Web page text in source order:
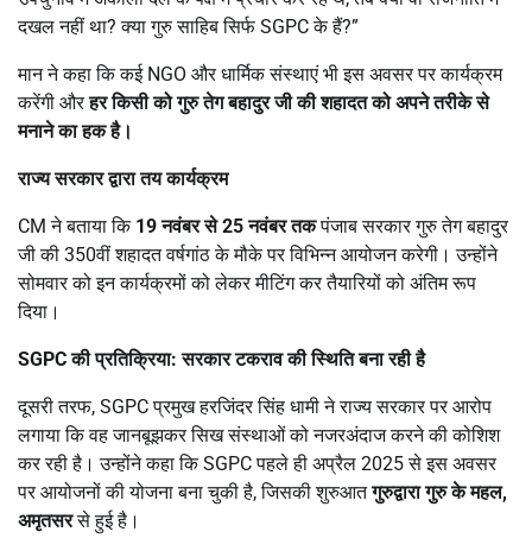
दखल नहीं था? क्या गुरु साहिब सिर्फ SGPC के हैं?”
मान ने कहा कि कई NGO और धार्मिक संस्थाएं भी इस अवसर पर कार्यक्रम
करेंगी औरहर किसी को गुरु तेग बहादुर जी की शहादत को अपने तरीके से
मनाने का हक है।
राज्य सरकार द्वारा तय कार्यक्रम
CM ने बताया कि 19नवंबर से25नवंबर तकपंजाब सरकार गुरु तेग बहादुर
जी की 350वीं शहादत वर्षगांठ के मौके पर विभिन्न आयोजन करेगी। उन्होंने
सोमवार को इन कार्यक्रमों को लेकर मीटिंग कर तैयारियों को अंतिम रूप
दिया।
SGPCकी प्रतिक्रिया: सरकार टकराव की स्थिति बना रही है
दूसरी तरफ, SGPC प्रमुख हरजिंदर सिंह धामी ने राज्य सरकार पर आरोप
लगाया कि वह जानबूझकर सिख संस्थाओं को नजरअंदाज करने की कोशिश
कर रही है। उन्होंने कहा कि SGPC पहले ही अप्रैल 2025 से इस अवसर
पर आयोजनों की योजना बना चुकी है, जिसकी शुरुआतगुरुद्वारा गुरु के महल,
अमृतसरसे हुई है।